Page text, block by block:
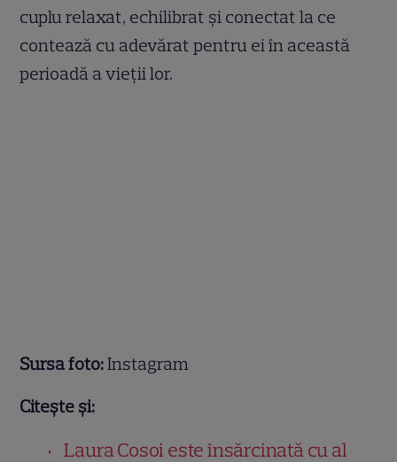
cuplu relaxat, echilibrat și conectat la ce
contează cu adevărat pentru ei în această
perioadă a vieții lor.
Sursa foto:Instagram
Citește și:
Laura Cosoi este însărcinată cu al